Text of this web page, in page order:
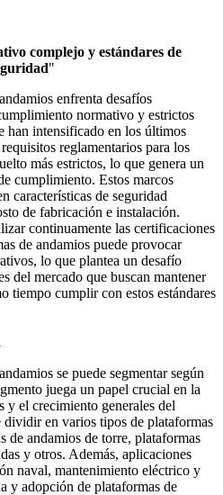
complejo y estándares de
"
enfrenta desafíos
normativo y estrictos
han intensificado en los últimos
reglamentarios para los
más estrictos, lo que genera un
cumplimiento. Estos marcos
características de seguridad
de fabricación e instalación.
continuamente las certificaciones
de andamios puede provocar
lo que plantea un desafío
del mercado que buscan mantener
tiempo cumplir con estos estándares
se puede segmentar según
juega un papel crucial en la
y el crecimiento generales del
dividir en varios tipos de plataformas
de andamios de torre, plataformas
y otros. Además, aplicaciones
naval, mantenimiento eléctrico y
y adopción de plataformas de